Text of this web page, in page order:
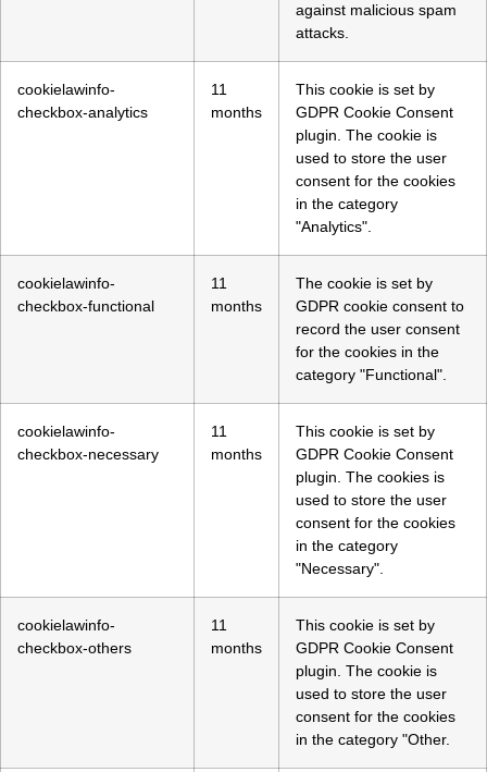
against malicious spam
attacks.
cookielawinfo-
checkbox-analytics
11
months
This cookie is set by
GDPR Cookie Consent
plugin. The cookie is
used to store the user
consent for the cookies
in the category
"Analytics".
cookielawinfo-
checkbox-functional
11
months
The cookie is set by
GDPR cookie consent to
record the user consent
for the cookies in the
category "Functional".
cookielawinfo-
checkbox-necessary
11
months
This cookie is set by
GDPR Cookie Consent
plugin. The cookies is
used to store the user
consent for the cookies
in the category
"Necessary".
cookielawinfo-
checkbox-others
11
months
This cookie is set by
GDPR Cookie Consent
plugin. The cookie is
used to store the user
consent for the cookies
in the category "Other.